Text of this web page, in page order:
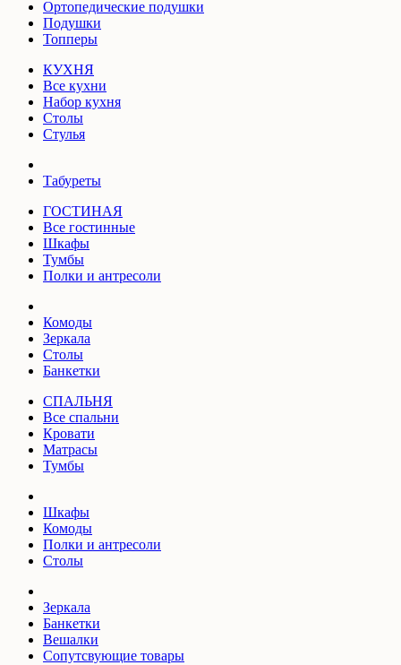
Ортопедические подушки
Подушки
Топперы
КУХНЯ
Все кухни
Набор кухня
Столы
Стулья
Табуреты
ГОСТИНАЯ
Все гостинные
Шкафы
Тумбы
Полки и антресоли
Комоды
Зеркала
Столы
Банкетки
СПАЛЬНЯ
Все спальни
Кровати
Матрасы
Тумбы
Шкафы
Комоды
Полки и антресоли
Столы
Зеркала
Банкетки
Вешалки
Сопутсвующие товары